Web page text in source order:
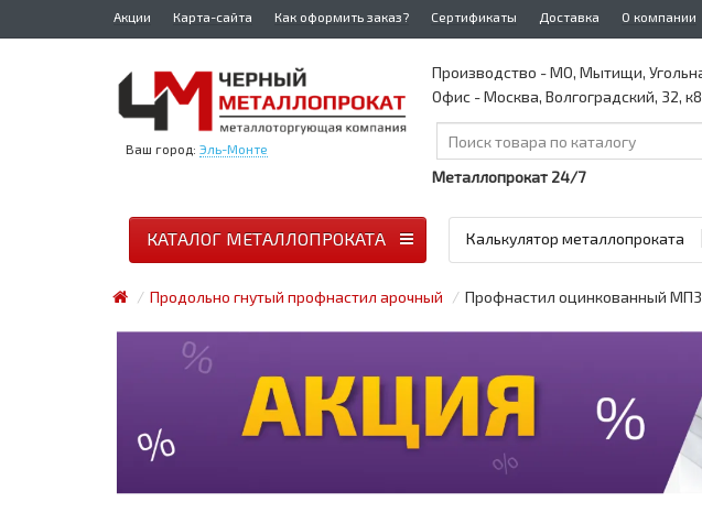
Акции Карта-сайта Как оформить заказ? Сертификаты Доставка О компании
Ваш город: Эль-Монте
Производство - МО, Мытищи,
Офис - Москва, Волгоградский, 32,
Металлопрокат 24/7
Калькулятор металлопроката
КАТАЛОГ МЕТАЛЛОПРОКАТА
Продольно гнутый профнастил арочный Профнастил оцинкованный